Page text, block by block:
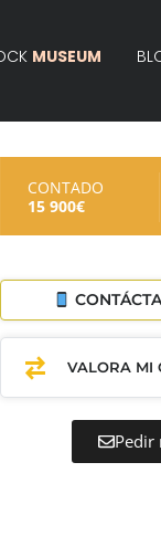
MUSEUM
CONTADO
15 900€
VALORA MI
Pedir